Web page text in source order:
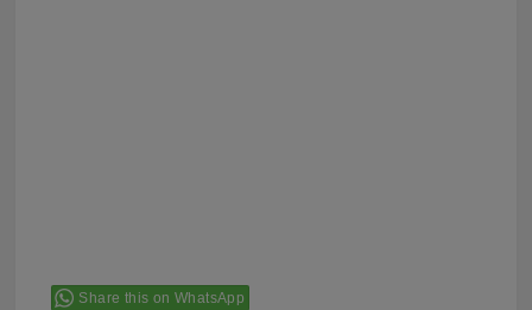
Share this on WhatsApp